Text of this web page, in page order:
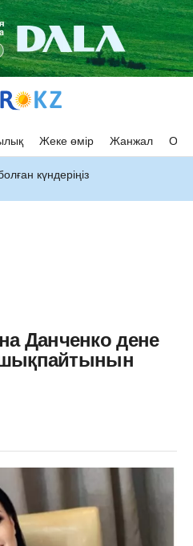
Жеке өмір Жанжал
күндеріңіз
Данченко дене
шықпайтынын